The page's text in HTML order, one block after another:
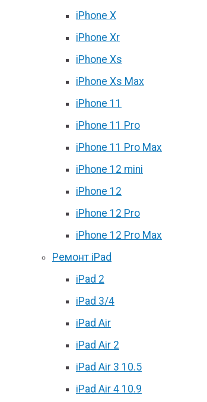
iPhone X
iPhone Xr
iPhone Xs
iPhone Xs Max
iPhone 11
iPhone 11 Pro
iPhone 11 Pro Max
iPhone 12 mini
iPhone 12
iPhone 12 Pro
iPhone 12 Pro Max
Ремонт iPad
iPad 2
iPad 3/4
iPad Air
iPad Air 2
iPad Air 3 10.5
iPad Air 4 10.9